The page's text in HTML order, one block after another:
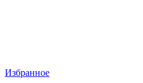
Избранное